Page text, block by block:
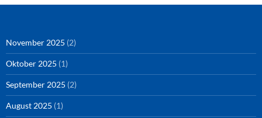
November 2025 (2)
Oktober 2025 (1)
September 2025 (2)
August 2025 (1)